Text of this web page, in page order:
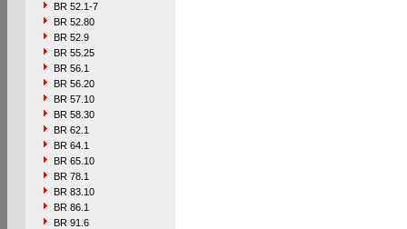
BR 52.1-7
BR 52.80
BR 52.9
BR 55.25
BR 56.1
BR 56.20
BR 57.10
BR 58.30
BR 62.1
BR 64.1
BR 65.10
BR 78.1
BR 83.10
BR 86.1
BR 91.6